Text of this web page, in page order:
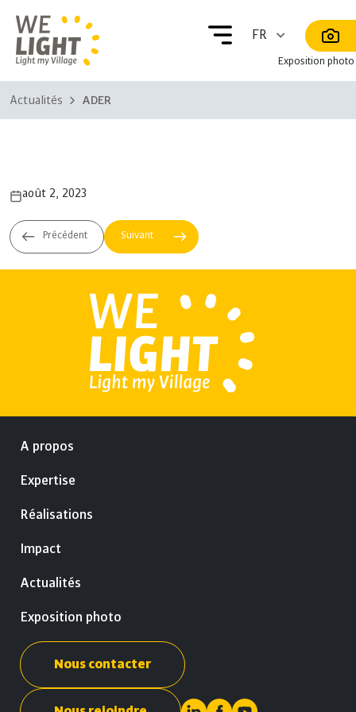
Exposition photo
Actualités ADER
août 2, 2023
ORE MEH – fr
A propos
Expertise
Réalisations
Impact
Actualités
Exposition photo
Nous contacter